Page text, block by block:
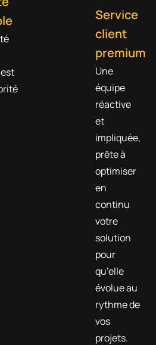
Service
client
premium
Une
équipe
réactive
et
impliquée,
prête à
optimiser
en
continu
votre
solution
pour
qu’elle
évolue au
rythme de
vos
projets.